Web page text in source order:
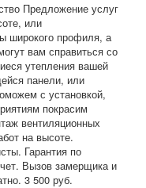
Предложение услуг
или
широкого профиля, а
вам справиться со
утепления вашей
панели, или
с установкой,
покрасим
вентиляционных
на высоте.
Гарантия по
Вызов замерщика и
3 500 руб.